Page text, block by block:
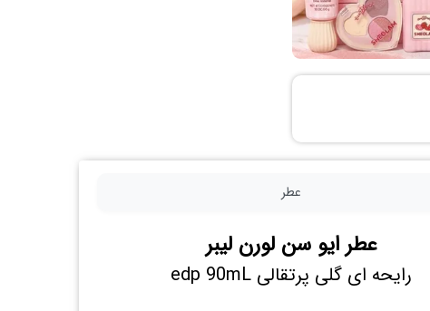
عطر
عطر ایو سن لورن لیبر
رایحه ای گلی پرتقالی edp 90mL